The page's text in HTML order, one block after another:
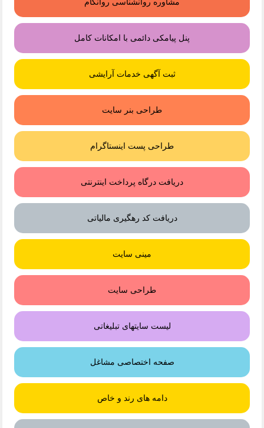
پنل پیامکی دائمی با امکانات کامل
ثبت آگهی خدمات آرایشی
طراحی بنر سایت
طراحی پست اینستاگرام
دریافت درگاه پرداخت اینترنتی
دریافت کد رهگیری مالیاتی
مینی سایت
طراحی سایت
لیست سایتهای تبلیغاتی
صفحه اختصاصی مشاغل
دامه های رند و خاص